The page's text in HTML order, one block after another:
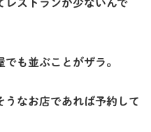
レストランが少ないんで
も並ぶことがザラ。
なお店であれば予約して